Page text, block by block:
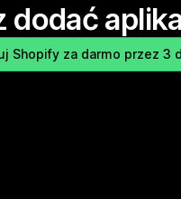
dodać
Shopify za darmo przez 3